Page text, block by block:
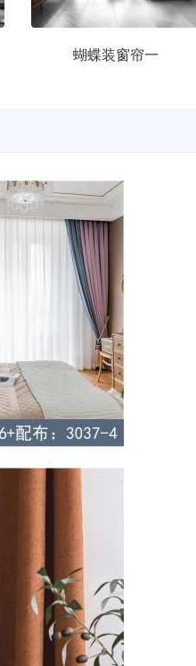
蝴蝶装窗帘一